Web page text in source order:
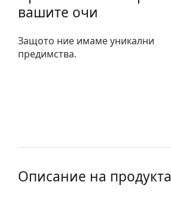
вашите очи
Защото ние имаме уникални
предимства.
Описание на продукта